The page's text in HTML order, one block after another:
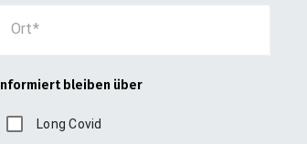
Ort
bleiben über
Long Covid